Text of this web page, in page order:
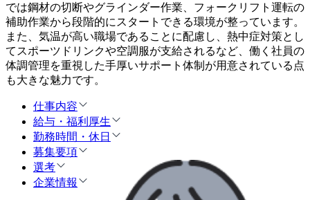
では鋼材の切断やグラインダー作業、フォークリフト運転の
補助作業から段階的にスタートできる環境が整っています。
また、気温が高い職場であることに配慮し、熱中症対策とし
てスポーツドリンクや空調服が支給されるなど、働く社員の
体調管理を重視した手厚いサポート体制が用意されている点
も大きな魅力です。
仕事内容
給与・福利厚生
勤務時間・休日
募集要項
選考
企業情報